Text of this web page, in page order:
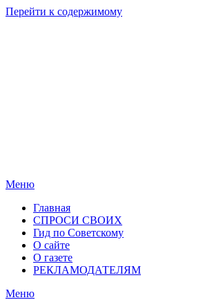
Перейти к содержимому
Меню
Главная
СПРОСИ СВОИХ
Гид по Советскому
О сайте
О газете
РЕКЛАМОДАТЕЛЯМ
Меню